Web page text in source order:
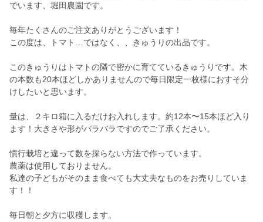
でいます、堀田農園です。
毎年たくさんのご注文ありがとうございます！
この度は、トマト…ではなく、、きゅうりの出品です。
このきゅうりはトマトの隣で密かに育てているきゅうりです。木
の本数も20本ほどしかありませんので毎日限定一枚様におすそ分
けしたいと思います。
量は、２キロ箱に入るだけお入れします。約12本〜15本ほど入り
ます！大きさや形がバラバラですのでご了承ください。
慣行栽培と違って数を採らない方法で作っています。
農薬は使用しておりません。
私達の子どもがそのまま食べても大丈夫なものをお売りしていま
す！！
毎日朝と夕方に収穫します。